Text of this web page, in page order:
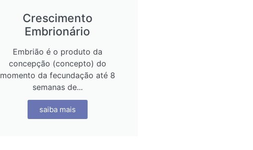
Crescimento
Embrionário
Embrião é o produto da
concepção (concepto) do
momento da fecundação até 8
semanas de...
saiba mais